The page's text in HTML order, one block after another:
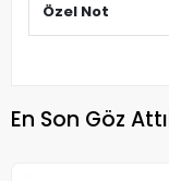
Özel Not
En Son Göz